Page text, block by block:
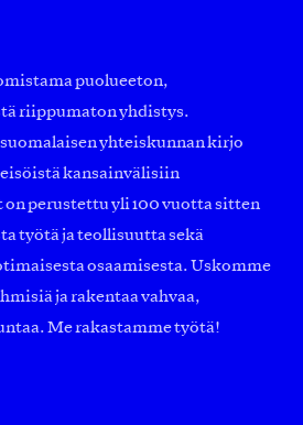
puolueeton,
riippumaton yhdistys.
yhteiskunnan kirjo
kansainvälisiin
perustettu yli 100 vuotta sitten
työtä ja teollisuutta sekä
osaamisesta. Uskomme
ja rakentaa vahvaa,
Me rakastamme työtä!